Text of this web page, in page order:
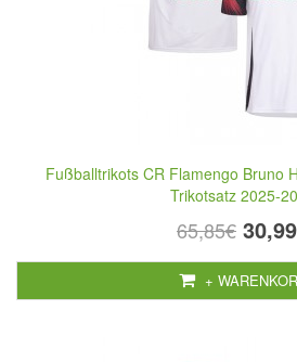
Fußballtrikots CR Flamengo Bruno
Trikotsatz 2025-
65,85€
+